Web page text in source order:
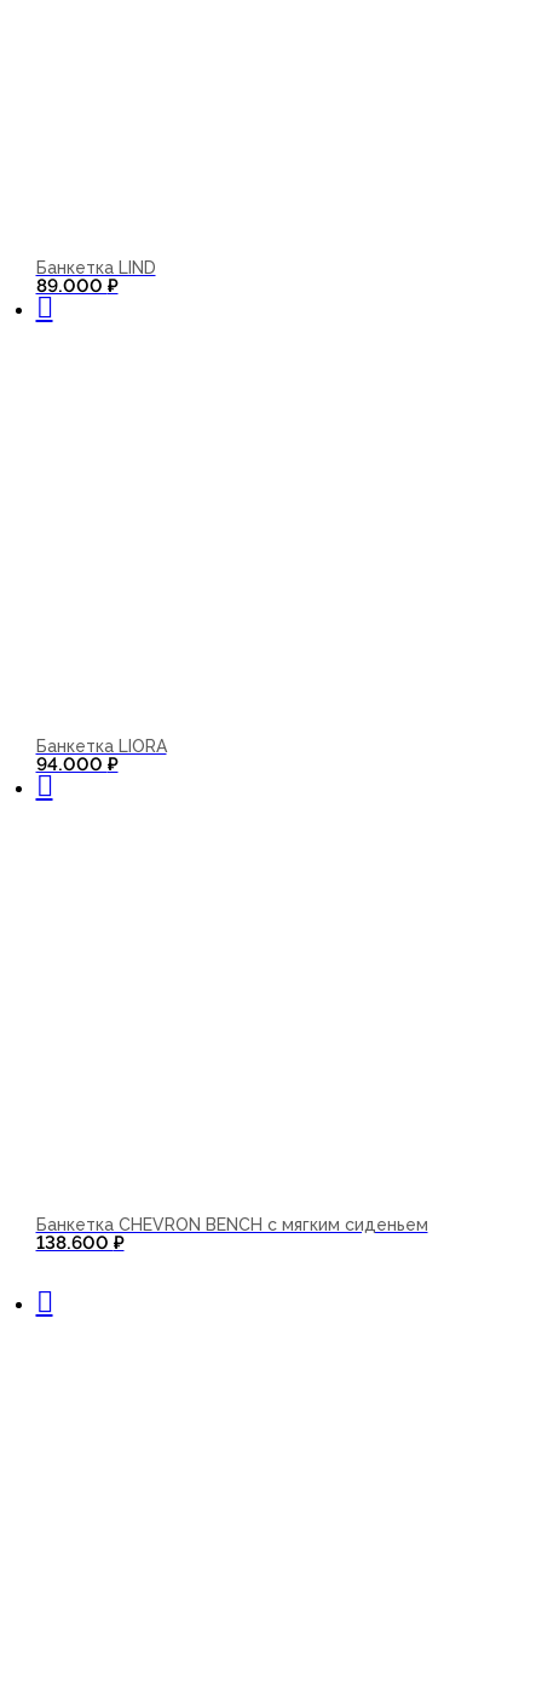
Банкетка LIND
89.000 ₽
Банкетка LIORA
94.000 ₽
Банкетка CHEVRON BENCH с мягким сиденьем
138.600 ₽